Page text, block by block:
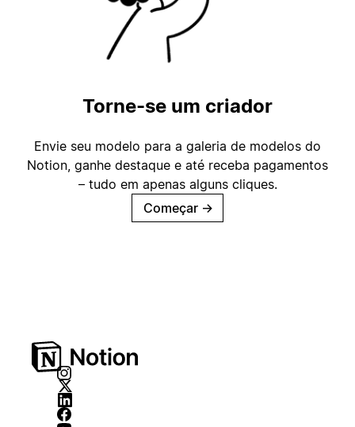
Torne-se um criador
Envie seu modelo para a galeria de modelos do
Notion, ganhe destaque e até receba pagamentos
– tudo em apenas alguns cliques.
Começar →